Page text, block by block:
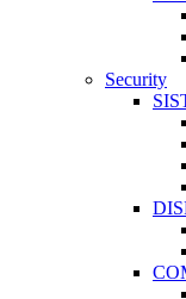
Security